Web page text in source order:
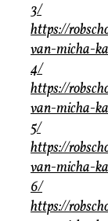
3/
https://
van-micha-
4/
https://
van-micha-
5/
https://
van-micha-
6/
https://